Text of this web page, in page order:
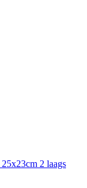
2 laags